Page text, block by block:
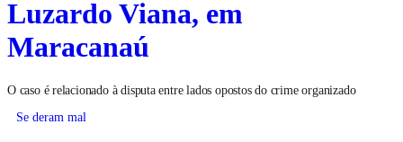
Luzardo Viana, em
Maracanaú
O caso é relacionado à disputa entre lados opostos do crime organizado
Se deram mal